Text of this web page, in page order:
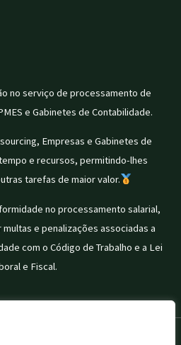
no serviço de processamento de
e Gabinetes de Contabilidade.
Empresas e Gabinetes de
e recursos, permitindo-lhes
tarefas de maior valor.
no processamento salarial,
e penalizações associadas a
com o Código de Trabalho e a Lei
e Fiscal.